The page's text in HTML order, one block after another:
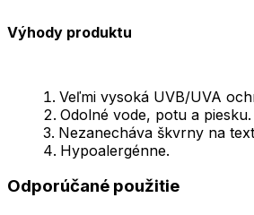
Výhody produktu
Veľmi vysoká UVB/UVA
Odolné vode, potu a piesku.
Nezanecháva škvrny na
Hypoalergénne.
Odporúčané použitie